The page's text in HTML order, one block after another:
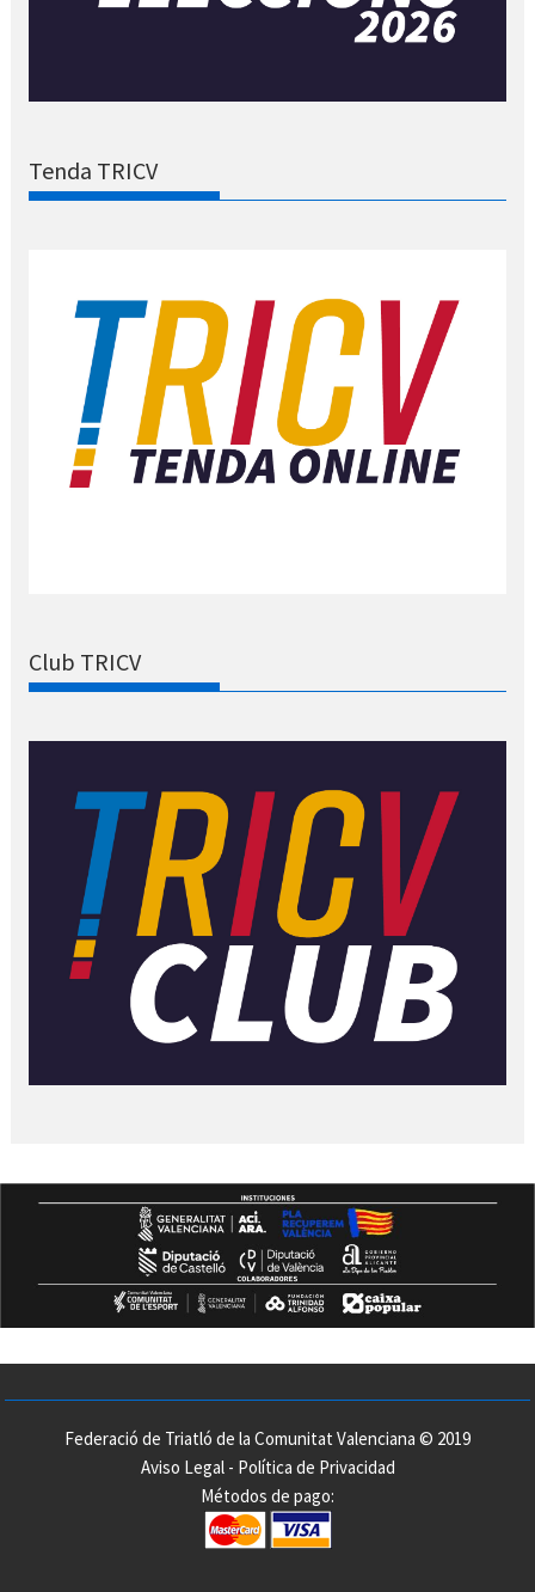
Tenda TRICV
Club TRICV
Federació de Triatló de la Comunitat Valenciana © 2019
Aviso Legal- Política de Privacidad
Métodos de pago: